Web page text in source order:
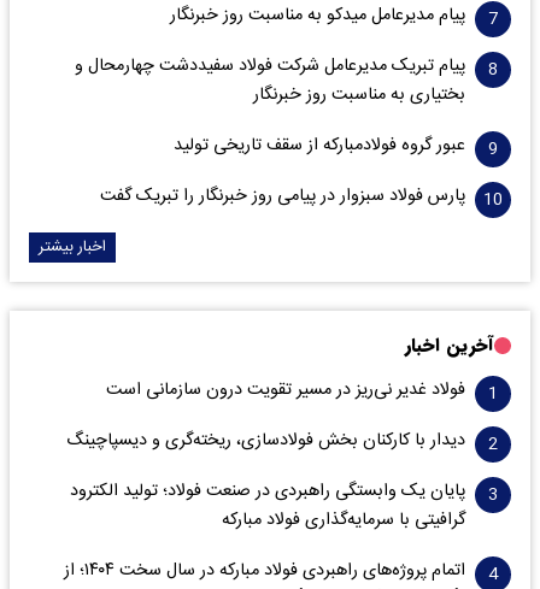
پیام مدیرعامل میدکو به مناسبت روز خبرنگار
پیام تبریک مدیرعامل شرکت فولاد سفیددشت چهارمحال و
بختیاری به مناسبت روز خبرنگار
عبور گروه فولادمبارکه از سقف تاریخی تولید
پارس فولاد سبزوار در پیامی روز خبرنگار را تبریک گفت
اخبار بیشتر
آخرین اخبار
فولاد غدیر نی‌ریز در مسیر تقویت درون سازمانی است
دیدار با کارکنان بخش فولادسازی، ریخته‌گری و دیسپاچینگ
پایان یک وابستگی راهبردی در صنعت فولاد؛ تولید الکترود
گرافیتی با سرمایه‌گذاری فولاد مبارکه
اتمام پروژه‌های راهبردی فولاد مبارکه در سال سخت ۱۴۰۴؛ از